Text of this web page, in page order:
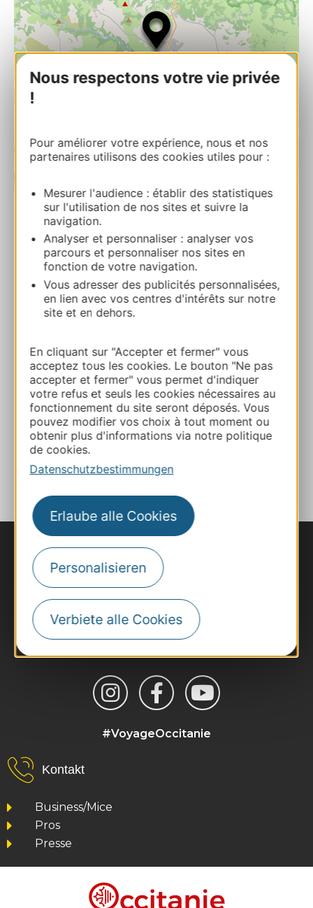
Nous respectons votre vie privée
!
Pour améliorer votre expérience, nous et nos
partenaires utilisons des cookies utiles pour :
Mesurer l'audience : établir des statistiques
sur l'utilisation de nos sites et suivre la
navigation.
Analyser et personnaliser : analyser vos
parcours et personnaliser nos sites en
fonction de votre navigation.
Vous adresser des publicités personnalisées,
en lien avec vos centres d'intérêts sur notre
site et en dehors.
En cliquant sur "Accepter et fermer" vous
acceptez tous les cookies. Le bouton "Ne pas
accepter et fermer" vous permet d'indiquer
votre refus et seuls les cookies nécessaires au
fonctionnement du site seront déposés. Vous
pouvez modifier vos choix à tout moment ou
obtenir plus d'informations via notre politique
de cookies.
Datenschutzbestimmungen
Erlaube alle Cookies
Personalisieren
Verbiete alle Cookies
| Map data © OpenStreetMap contributors
Trou Life Grand Gite
13, place de la Mairie 12340 BOZOULS
Route & Zugang
E-mail
Webseite
ZU MEINEN FAVORITEN
#VoyageOccitanie
Kontakt
Business/Mice
Pros
Presse